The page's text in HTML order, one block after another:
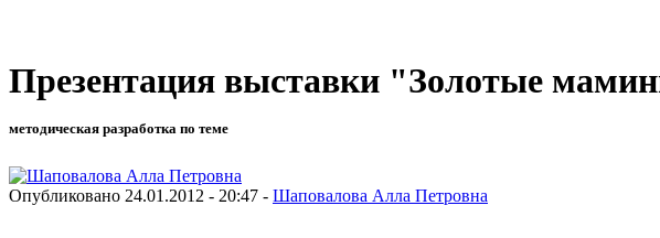
Презентация выставки "Золотые
методическая разработка по теме
Опубликовано 24.01.2012 - 20:47 - Шаповалова Алла Петровна